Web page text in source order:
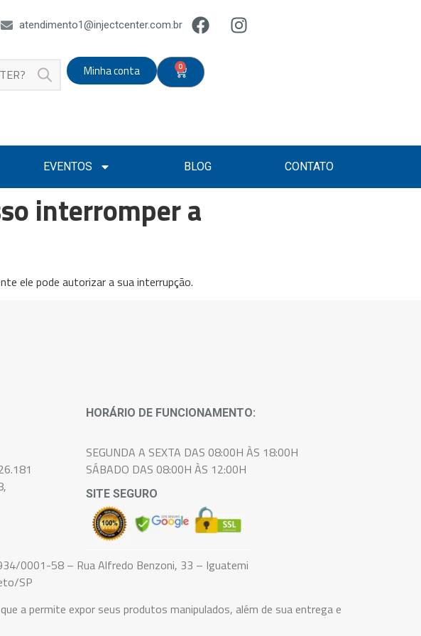
atendimento1@injectcenter.com.br
Minha conta 0
EVENTOS BLOG CONTATO
interromper a
ele pode autorizar a sua interrupção.
HORÁRIO DE FUNCIONAMENTO:
SEGUNDA A SEXTA DAS 08:00H ÀS 18:00H
SÁBADO DAS 08:00H ÀS 12:00H
SITE SEGURO
0001-58 – Rua Alfredo Benzoni, 33 – Iguatemi
SP
a permite expor seus produtos manipulados, além de sua entrega e